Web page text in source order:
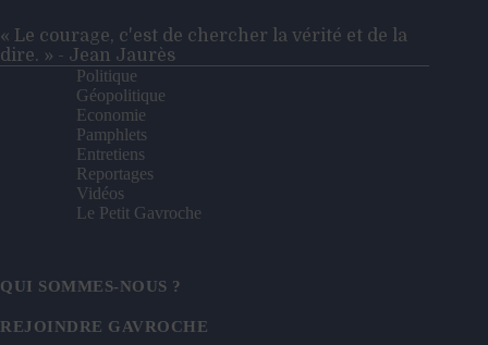
ouverte
»
« Le courage, c'est de chercher la vérité et de la
dire. » - Jean Jaurès
Politique
Géopolitique
Economie
Pamphlets
Entretiens
Reportages
Vidéos
Le Petit Gavroche
QUI SOMMES-NOUS ?
REJOINDRE GAVROCHE